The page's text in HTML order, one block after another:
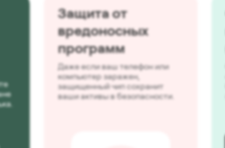
Защита от
вредоносных
программ
Даже если ваш телефон или
компьютер заражен,
защищенный чип сохранит
ваши активы в безопасности.